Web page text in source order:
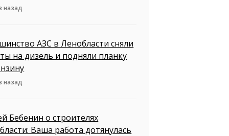
назад
АЗС в Ленобласти сняли
на дизель и подняли планку
назад
Бебенин о строителях
Ваша работа дотянулась